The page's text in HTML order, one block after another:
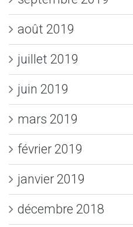
août 2019
juillet 2019
juin 2019
mars 2019
février 2019
janvier 2019
décembre 2018